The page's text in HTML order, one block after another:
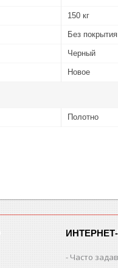
150 кг
Без покрытия
Черный
Новое
Полотно
Часто